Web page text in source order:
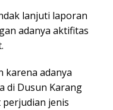
lanjuti laporan
adanya aktifitas
karena adanya
di Dusun Karang
jenis